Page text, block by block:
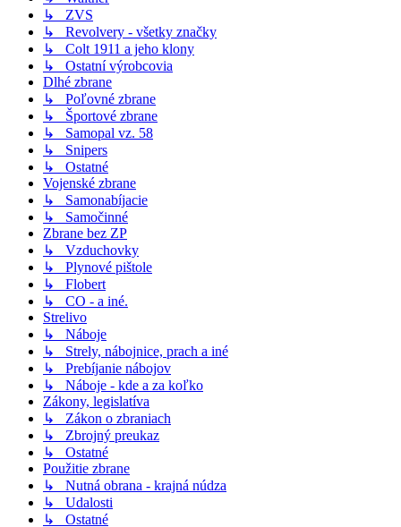
↳ ZVS
↳ Revolvery - všetky značky
↳ Colt 1911 a jeho klony
↳ Ostatní výrobcovia
Dlhé zbrane
↳ Poľovné zbrane
↳ Športové zbrane
↳ Samopal vz. 58
↳ Snipers
↳ Ostatné
Vojenské zbrane
↳ Samonabíjacie
↳ Samočinné
Zbrane bez ZP
↳ Vzduchovky
↳ Plynové pištole
↳ Flobert
↳ CO - a iné.
Strelivo
↳ Náboje
↳ Strely, nábojnice, prach a iné
↳ Prebíjanie nábojov
↳ Náboje - kde a za koľko
Zákony, legislatíva
↳ Zákon o zbraniach
↳ Zbrojný preukaz
↳ Ostatné
Použitie zbrane
↳ Nutná obrana - krajná núdza
↳ Udalosti
↳ Ostatné